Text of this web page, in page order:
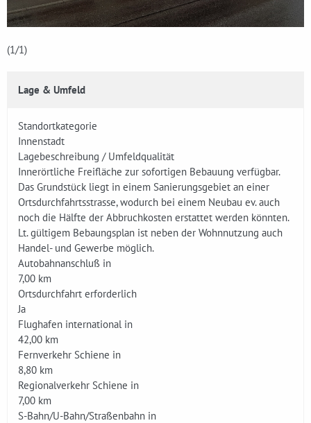
(1/1)
Lage & Umfeld
Standortkategorie
Innenstadt
Lagebeschreibung / Umfeldqualität
Innerörtliche Freifläche zur sofortigen Bebauung verfügbar.
Das Grundstück liegt in einem Sanierungsgebiet an einer
Ortsdurchfahrtsstrasse, wodurch bei einem Neubau ev. auch
noch die Hälfte der Abbruchkosten erstattet werden könnten.
Lt. gültigem Bebaungsplan ist neben der Wohnnutzung auch
Handel- und Gewerbe möglich.
Autobahnanschluß in
7,00 km
Ortsdurchfahrt erforderlich
Ja
Flughafen international in
42,00 km
Fernverkehr Schiene in
8,80 km
Regionalverkehr Schiene in
7,00 km
S-Bahn/U-Bahn/Straßenbahn in